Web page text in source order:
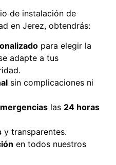
de instalación de
en Jerez, obtendrás:
para elegir la
adapte a tus
sin complicaciones ni
las 24 horas
y transparentes.
en todos nuestros